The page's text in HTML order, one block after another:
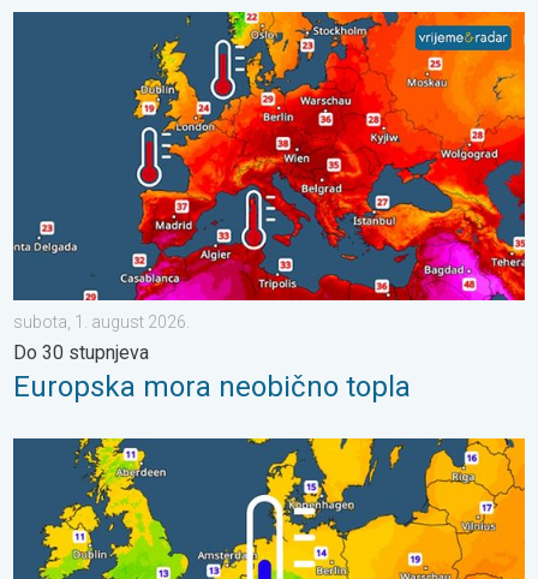
Europska mora neobično topla. Do 30 stupnjeva. . . subota,
subota, 1. august 2026.
Do 30 stupnjeva
Europska mora neobično topla
Hladnije noći pred nama. Zapadna-središnja Europa. . .